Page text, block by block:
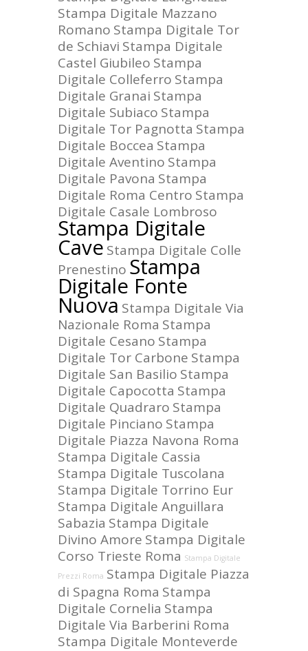
Stampa Digitale Mazzano
Romano Stampa Digitale Tor
de Schiavi Stampa Digitale
Castel Giubileo Stampa
Digitale Colleferro Stampa
Digitale Granai Stampa
Digitale Subiaco Stampa
Digitale Tor Pagnotta Stampa
Digitale Boccea Stampa
Digitale Aventino Stampa
Digitale Pavona Stampa
Digitale Roma Centro Stampa
Digitale Casale Lombroso
Stampa Digitale
Cave Stampa Digitale Colle
Prenestino Stampa
Digitale Fonte
Nuova Stampa Digitale Via
Nazionale Roma Stampa
Digitale Cesano Stampa
Digitale Tor Carbone Stampa
Digitale San Basilio Stampa
Digitale Capocotta Stampa
Digitale Quadraro Stampa
Digitale Pinciano Stampa
Digitale Piazza Navona Roma
Stampa Digitale Cassia
Stampa Digitale Tuscolana
Stampa Digitale Torrino Eur
Stampa Digitale Anguillara
Sabazia Stampa Digitale
Divino Amore Stampa Digitale
Corso Trieste Roma Stampa Digitale
Prezzi Roma Stampa Digitale Piazza
di Spagna Roma Stampa
Digitale Cornelia Stampa
Digitale Via Barberini Roma
Stampa Digitale Monteverde